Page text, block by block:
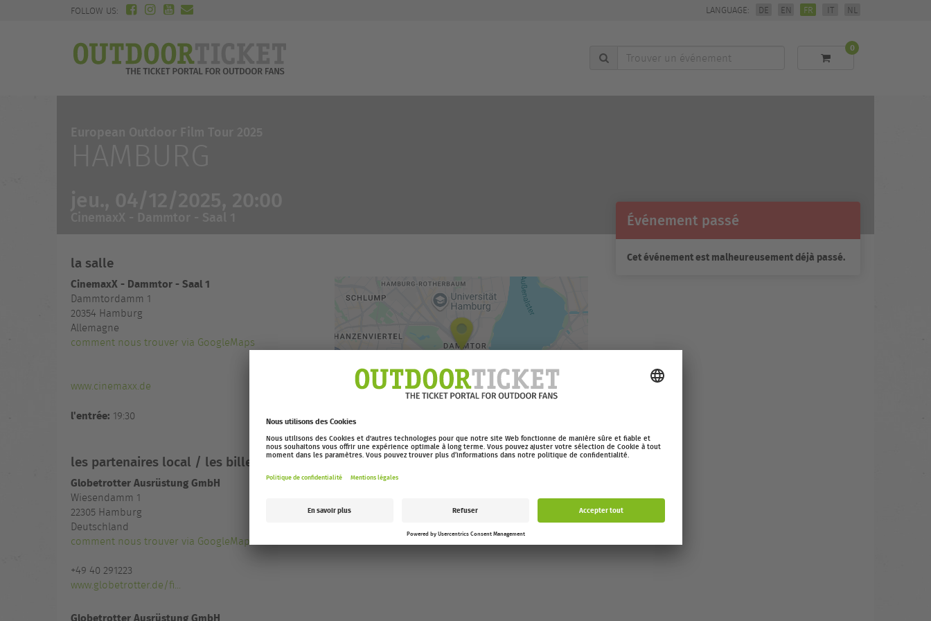
FOLLOW US: LANGUAGE: DE EN FR IT NL
Trouver
0
Événement passé
Cet événement est malheureusement déjà passé.
la salle
CinemaxX - Dammtor - Saal 1
Dammtordamm 1
20354 Hamburg
Allemagne
comment nous trouver via GoogleMaps
www.cinemaxx.de
l'entrée: 19:30
les partenaires local / les billetteries
Globetrotter Ausrüstung GmbH
Wiesendamm 1
22305 Hamburg
Deutschland
comment nous trouver via GoogleMaps
+49 40 291223
www.globetrotter.de/fi...
Globetrotter Ausrüstung GmbH